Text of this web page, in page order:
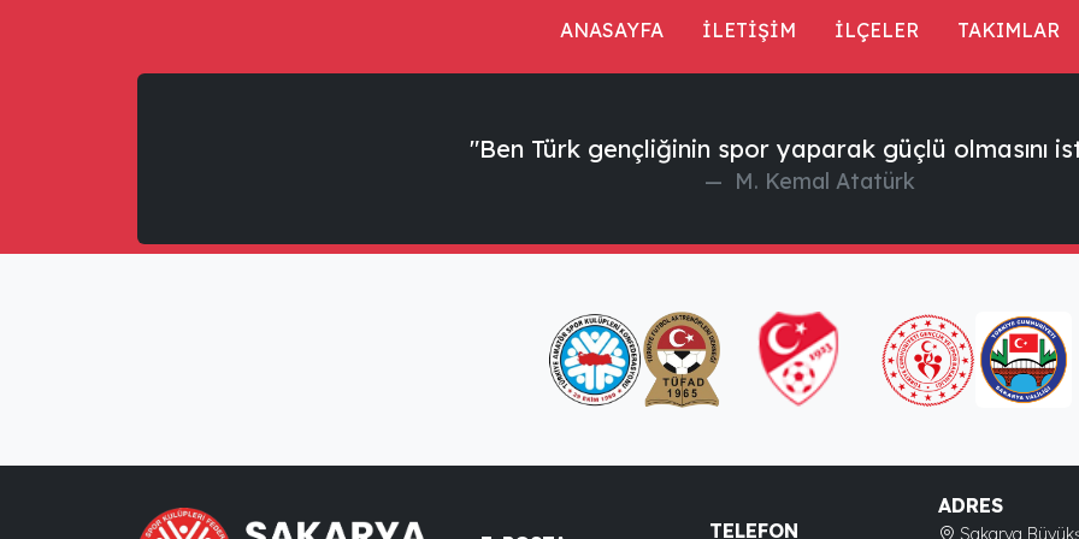
ANASAYFA İLETİŞİM İLÇELER TAKIMLAR
"Ben Türk gençliğinin spor yaparak güçlü olmasını
M. Kemal Atatürk
TELEFON
ADRES
Sakarya